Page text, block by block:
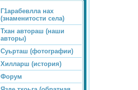
Г1арабевлла нах
(знаменитости села)
Тхан автораш (наши
авторы)
Суьрташ (фотографии)
Хилларш (история)
Форум